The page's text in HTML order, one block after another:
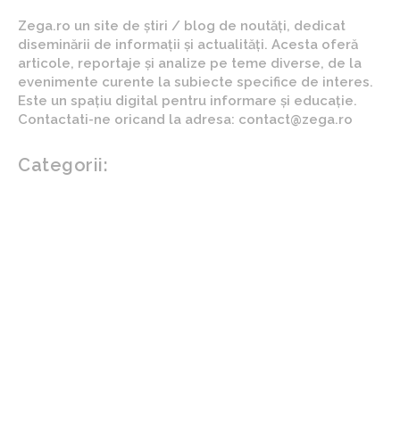
Zega.ro un site de știri / blog de noutăți, dedicat
diseminării de informații și actualități. Acesta oferă
articole, reportaje și analize pe teme diverse, de la
evenimente curente la subiecte specifice de interes.
Este un spațiu digital pentru informare și educație.
Contactati-ne oricand la adresa: contact@zega.ro
Categorii: